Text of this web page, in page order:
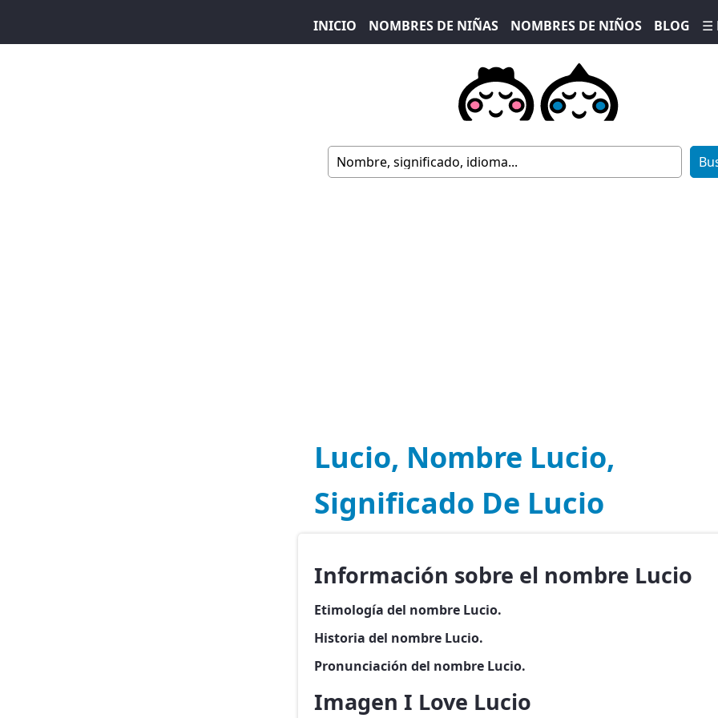
INICIO NOMBRES DE NIÑAS NOMBRES DE NIÑOS BLOG ☰
Lucio, Nombre Lucio,
Significado De Lucio
Información sobre el nombre Lucio
Etimología del nombre Lucio.
Historia del nombre Lucio.
Pronunciación del nombre Lucio.
Imagen I Love Lucio